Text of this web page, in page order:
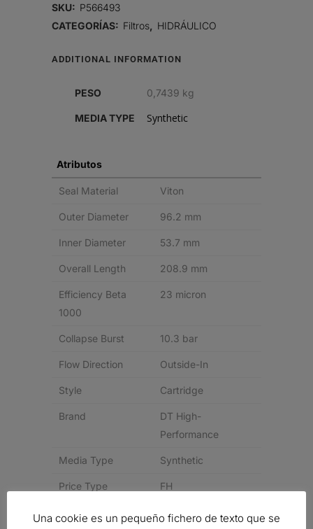
CARTUCHO
SKU: P566493
CATEGORÍAS: Filtros HIDRÁULICO
ADDITIONAL INFORMATION
PESO 0,7439 kg
MEDIA TYPE Synthetic
Atributos
Seal Material Viton
Outer Diameter 96.2 mm
Inner Diameter 53.7 mm
Overall Length 208.9 mm
Efficiency Beta
1000
23 micron
Collapse Burst 10.3 bar
Flow Direction Outside-In
Style Cartridge
Brand
DT High-
Performance
Media Type Synthetic
Price Type FH
Una cookie es un pequeño fichero de texto que se